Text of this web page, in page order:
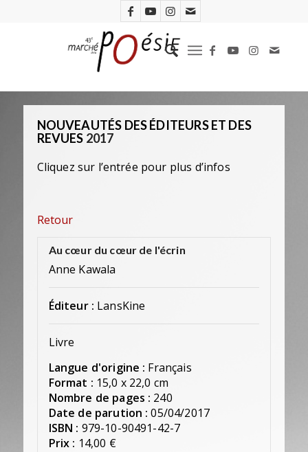
NOUVEAUTÉS DES ÉDITEURS ET DES
REVUES 2017
Cliquez sur l’entrée pour plus d’infos
Retour
Au cœur du cœur de l'écrin
Anne Kawala
Éditeur : LansKine
Livre
Langue d'origine : Français
Format : 15,0 x 22,0 cm
Nombre de pages : 240
Date de parution : 05/04/2017
ISBN : 979-10-90491-42-7
Prix : 14,00 €